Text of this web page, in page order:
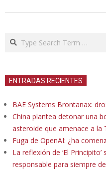
Search
ENTRADAS RECIENTES
BAE Systems Brontanax:
China plantea detonar una
asteroide que amenace a la
Fuga de OpenAI: ¿ha
La reflexión de ‘El
responsable para siempre